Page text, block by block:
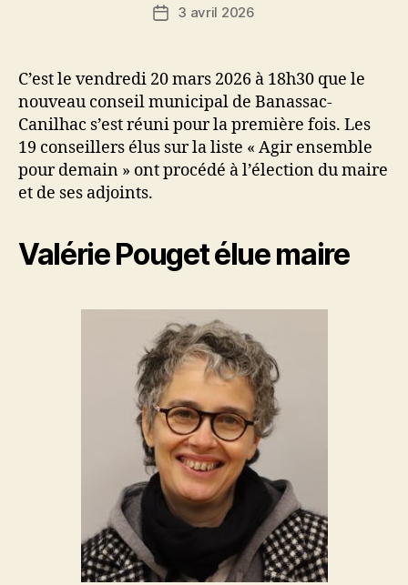
Date3 avril 2026
C’est le vendredi 20 mars 2026 à 18h30 que le
nouveau conseil municipal de Banassac-
Canilhac s’est réuni pour la première fois. Les
19 conseillers élus sur la liste « Agir ensemble
pour demain » ont procédé à l’élection du maire
et de ses adjoints.
Valérie Pouget élue maire